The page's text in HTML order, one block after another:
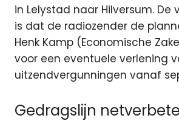
in Lelystad naar Hilversum. De
is dat de radiozender de
Henk Kamp (Economische
voor een eventuele verlening
uitzendvergunningen vanaf
Gedragslijn